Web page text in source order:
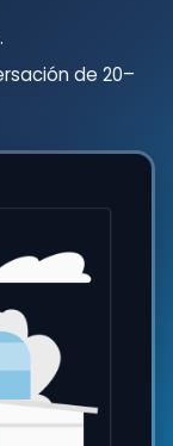
de 20–